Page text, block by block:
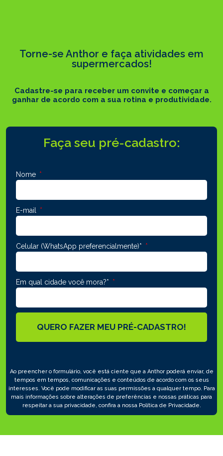
Torne-se Anthor e faça atividades em
supermercados!
Cadastre-se para receber um convite e começar a
ganhar de acordo com a sua rotina e produtividade.
Faça seu pré-cadastro:
Nome
E-mail
Celular (WhatsApp preferencialmente)*
Em qual cidade você mora?*
QUERO FAZER MEU PRÉ-CADASTRO!
Ao preencher o formulário, você está ciente que a Anthor poderá enviar, de
tempos em tempos, comunicações e conteúdos de acordo com os seus
interesses. Você pode modificar as suas permissões a qualquer tempo. Para
mais informações sobre alterações de preferências e nossas práticas para
respeitar a sua privacidade, confira a nossa Política de Privacidade.